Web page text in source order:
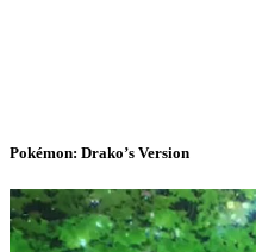
Pokémon: Drako’s Version